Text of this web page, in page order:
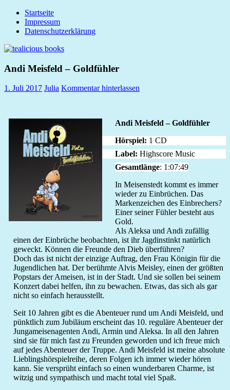
Zum
Inhalt
springen
tealicious
books
Startseite
Impressum
Datenschutzerklärung
Andi Meisfeld – Goldfühler
1. Juli 2017 Julia Kommentar hinterlassen
Andi Meisfeld – Goldfühler
Hörspiel: 1 CD
Label: Highscore Music
Gesamtlänge: 1:07:49
In Meisenstedt kommt es immer
wieder zu Einbrüchen. Das
Markenzeichen des Einbrechers?
Einer seiner Fühler besteht aus
Gold.
Als Aleksa und Andi zufällig
einen der Einbrüche beobachten, ist ihr Jagdinstinkt natürlich
geweckt. Können die Freunde den Dieb überführen?
Doch das ist nicht der einzige Auftrag, den Frau Königin für die
Jugendlichen hat. Der berühmte Alvis Meisley, einen der größten
Popstars der Ameisen, ist in der Stadt. Und sie sollen bei seinem
Konzert dabei helfen, ihn zu bewachen. Etwas, das sich als gar
nicht so einfach herausstellt.
Seit 10 Jahren gibt es die Abenteuer rund um Andi Meisfeld, und
pünktlich zum Jubiläum erscheint das 10. reguläre Abenteuer der
Jungameisenagenten Andi, Armin und Aleksa. In all den Jahren
sind sie für mich fast zu Freunden geworden und ich freue mich
auf jedes Abenteuer der Truppe. Andi Meisfeld ist meine absolute
Lieblingshörspielreihe, deren Folgen ich immer wieder hören
kann. Sie versprüht einfach so einen wunderbaren Charme, ist
witzig und sympathisch und macht total viel Spaß.